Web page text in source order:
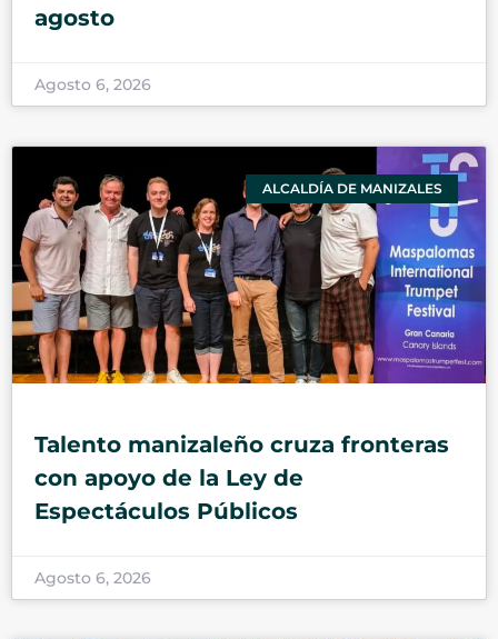
agosto
Agosto 6, 2026
ALCALDÍA DE MANIZALES
Talento manizaleño cruza fronteras
con apoyo de la Ley de
Espectáculos Públicos
Agosto 6, 2026